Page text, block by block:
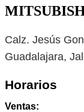
Calz. Jesús
Guadalajara,
Horarios
Ventas: